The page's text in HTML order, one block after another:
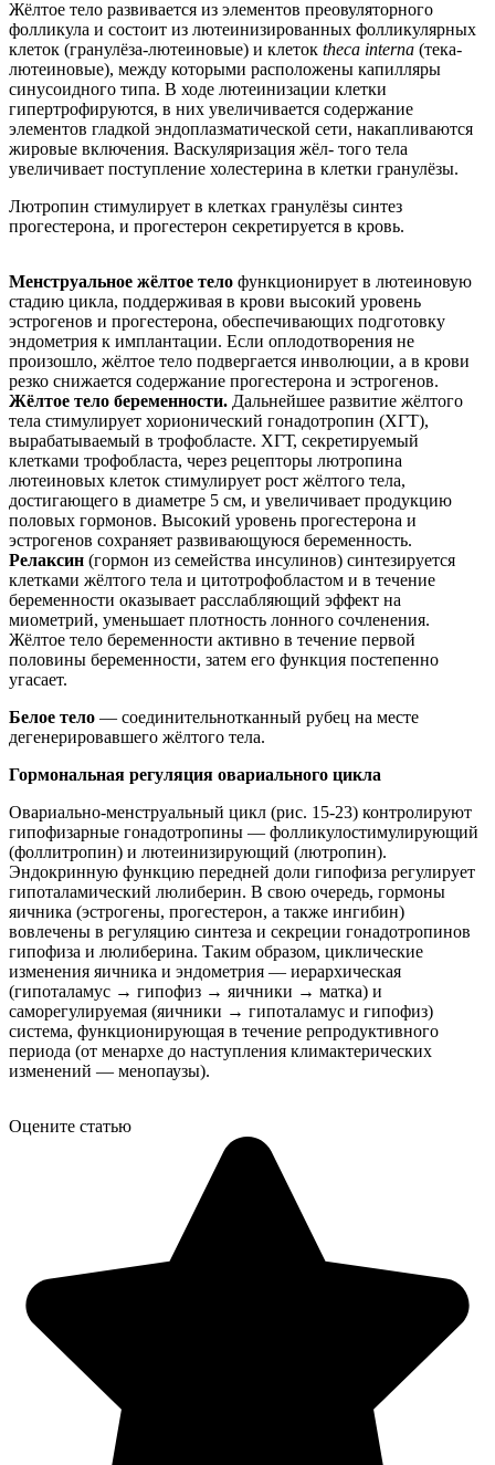
Жёлтое тело развивается из элементов преовуляторного
фолликула и состоит из лютеинизированных фолликулярных
клеток (гранулёза-лютеиновые) и клеток theca interna (тека-
лютеиновые), между которыми расположены капилляры
синусоидного типа. В ходе лютеинизации клетки
гипертрофируются, в них увеличивается содержание
элементов гладкой эндоплазматической сети, накапливаются
жировые включения. Васкуляризация жёл- того тела
увеличивает поступление холестерина в клетки гранулёзы.
Лютропин стимулирует в клетках гранулёзы синтез
прогестерона, и прогестерон секретируется в кровь.
Менструальное жёлтое тело функционирует в лютеиновую
стадию цикла, поддерживая в крови высокий уровень
эстрогенов и прогестерона, обеспечивающих подготовку
эндометрия к имплантации. Если оплодотворения не
произошло, жёлтое тело подвергается инволюции, а в крови
резко снижается содержание прогестерона и эстрогенов.
Жёлтое тело беременности. Дальнейшее развитие жёлтого
тела стимулирует хорионический гонадотропин (ХГТ),
вырабатываемый в трофобласте. ХГТ, секретируемый
клетками трофобласта, через рецепторы лютропина
лютеиновых клеток стимулирует рост жёлтого тела,
достигающего в диаметре 5 см, и увеличивает продукцию
половых гормонов. Высокий уровень прогестерона и
эстрогенов сохраняет развивающуюся беременность.
Релаксин (гормон из семейства инсулинов) синтезируется
клетками жёлтого тела и цитотрофобластом и в течение
беременности оказывает расслабляющий эффект на
миометрий, уменьшает плотность лонного сочленения.
Жёлтое тело беременности активно в течение первой
половины беременности, затем его функция постепенно
угасает.
Белое тело — соединительнотканный рубец на месте
дегенерировавшего жёлтого тела.
Гормональная регуляция овариального цикла
Овариально-менструальный цикл (рис. 15-23) контролируют
гипофизарные гонадотропины — фолликулостимулирующий
(фоллитропин) и лютеинизирующий (лютропин).
Эндокринную функцию передней доли гипофиза регулирует
гипоталамический люлиберин. В свою очередь, гормоны
яичника (эстрогены, прогестерон, а также ингибин)
вовлечены в регуляцию синтеза и секреции гонадотропинов
гипофиза и люлиберина. Таким образом, циклические
изменения яичника и эндометрия — иерархическая
(гипоталамус → гипофиз → яичники → матка) и
саморегулируемая (яичники → гипоталамус и гипофиз)
система, функционирующая в течение репродуктивного
периода (от менархе до наступления климактерических
изменений — менопаузы).
Оцените статью